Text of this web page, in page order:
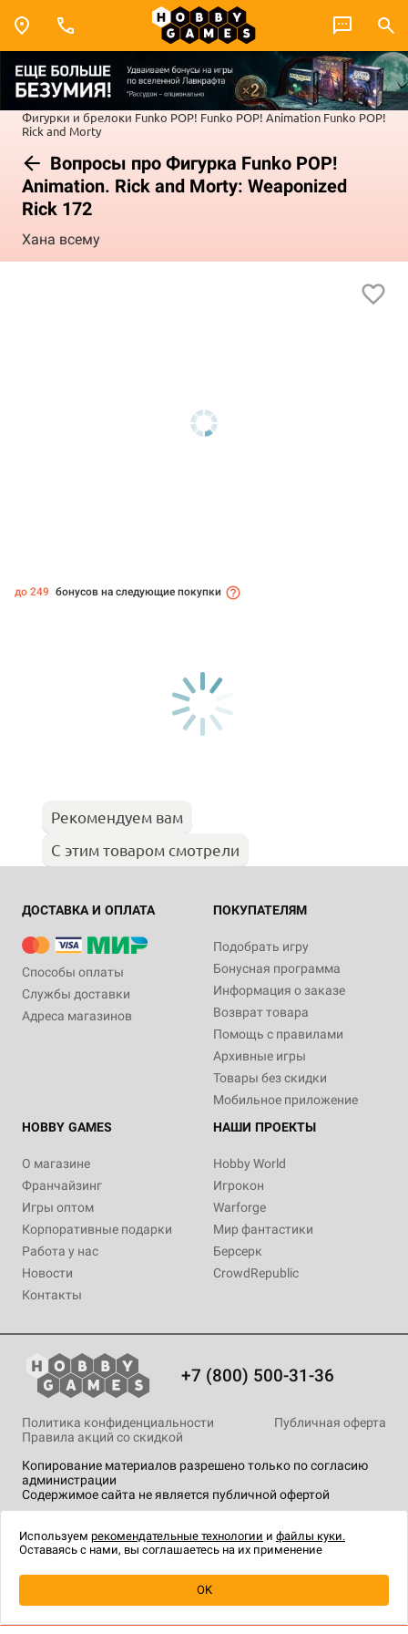
Фигурки и брелоки Funko POP! Funko POP! Animation Funko POP!
Rick and Morty
Вопросы про Фигурка Funko POP!
Animation. Rick and Morty: Weaponized
Rick 172
Хана всему
Уведомить о наличии
до 249 бонусов на следующие покупки
Рекомендуем вам
С этим товаром смотрели
ДОСТАВКА И ОПЛАТА
Способы оплаты
Службы доставки
Адреса магазинов
ПОКУПАТЕЛЯМ
Подобрать игру
Бонусная программа
Информация о заказе
Возврат товара
Помощь с правилами
Архивные игры
Товары без скидки
Мобильное приложение
HOBBY GAMES
О магазине
Франчайзинг
Игры оптом
Корпоративные подарки
Работа у нас
Новости
Контакты
НАШИ ПРОЕКТЫ
Hobby World
Игрокон
Warforge
Мир фантастики
Берсерк
CrowdRepublic
+7 (800) 500-31-36
Копирование материалов разрешено только по согласию
администрации
Содержимое сайта не является публичной офертой
Политика конфиденциальности
Публичная оферта
Правила акций со скидкой
технологии.
Используем рекомендательные технологии и файлы куки.
Оставаясь с нами, вы соглашаетесь на их применение
OK